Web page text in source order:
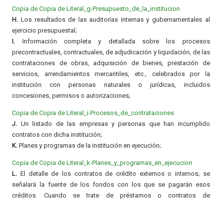
Copia de Copia de Literal_g-Presupuesto_de_la_institucion
H. Los resultados de las auditorías internas y gubernamentales al
ejercicio presupuestal;
I. Información completa y detallada sobre los procesos
precontractuales, contractuales, de adjudicación y liquidación, de las
contrataciones de obras, adquisición de bienes, prestación de
servicios, arrendamientos mercantiles, etc., celebrados por la
institución con personas naturales o jurídicas, incluidos
concesiones, permisos o autorizaciones;
Copia de Copia de Literal_i-Procesos_de_contrataciones
J. Un listado de las empresas y personas que han incumplido
contratos con dicha institución;
K. Planes y programas de la institución en ejecución;
Copia de Copia de Literal_k-Planes_y_programas_en_ejecucion
L. El detalle de los contratos de crédito externos o internos; se
señalará la fuente de los fondos con los que se pagarán esos
créditos. Cuando se trate de préstamos o contratos de